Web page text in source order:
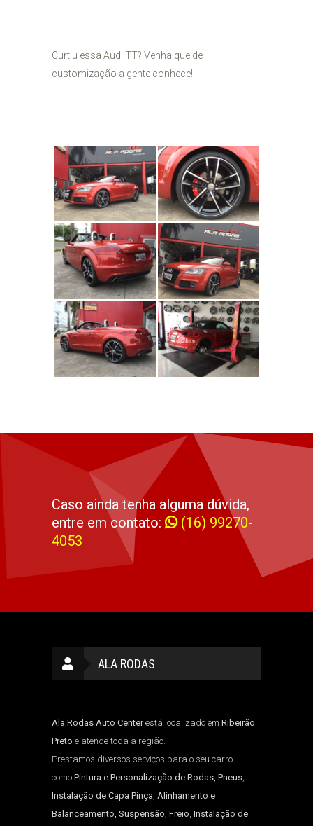
Curtiu essa Audi TT? Venha que de
customização a gente conhece!
Caso ainda tenha alguma dúvida,
entre em contato:
(16) 99270-
4053
ALA RODAS
Ala Rodas Auto Centerestá localizado em Ribeirão
Preto e atende toda a região.
Prestamos diversos serviços para o seu carro
como Pintura e Personalização de Rodas, Pneus,
Instalação de Capa Pinça, Alinhamento e
Balanceamento, Suspensão, Freio, Instalação de